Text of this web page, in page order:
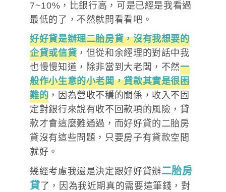
7~10%，比銀行高，可是已經是我看過
最低的了，不然就問看看吧。
好好貸是辦理二胎房貸，沒有我想要的
企貸或信貸 ，但從和余經理的對話中我
也慢慢知道，除非當到大老闆，不然一
般作小生意的小老闆，貸款其實是很困
難的 ，因為營收不穩的關係，收入不固
定對銀行來說有收不回款項的風險，貸
款才會這麼難通過，而好好貸的二胎房
貸沒有這些問題，只要房子有貸款空間
就好。
幾經考慮我還是決定跟好好貸辦二胎房
貸 了，因為我近期真的需要這筆錢，對